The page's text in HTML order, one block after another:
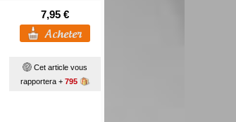
7,95 €
Cet article vous
rapportera + 795